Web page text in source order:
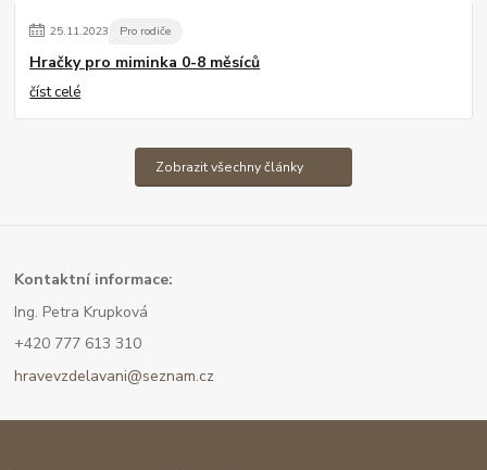
25.11.2023 Pro rodiče
Hračky pro miminka 0-8 měsíců
číst celé
Zobrazit všechny články
Kontaktní informace:
Ing. Petra Krupková
+420 777 613 310
hravevzdelavani@seznam.cz